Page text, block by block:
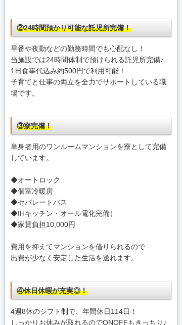
②24時間預かり可能な託児所完備！
早番や夜勤などの勤務時間でも心配なし！
当施設では24時間体制で預けられる託児所完備♪
1日食事代込み約500円で利用可能！
子育てと仕事の両立を全力でサポートしている職
場です。
③寮完備！
単身者用のワンルームマンションを寮として完備
しています。
◆オートロック
◆個室冷暖房
◆セパレートバス
◆IHキッチン・オール電化完備）
◆家賃負担10,000円
費用を抑えてマンションを借りられるので
出費が少なく安定した生活を送れます。
④休日休暇が充実◎！
4週8休のシフト制で、年間休日114日！
しっかりお休みが取れるのでONOFFもきっちり♪